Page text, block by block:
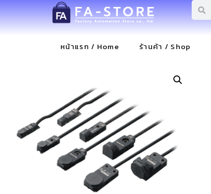
หน้าแรก / Home ร้านค้า / Shop